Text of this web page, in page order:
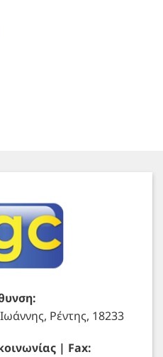
Ρέντης, 18233
| Fax: